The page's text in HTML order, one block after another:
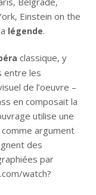
Einstein on the
légende.
classique, y
entre les
de l’oeuvre –
en composait la
utilise une
argument
des
par
watch?